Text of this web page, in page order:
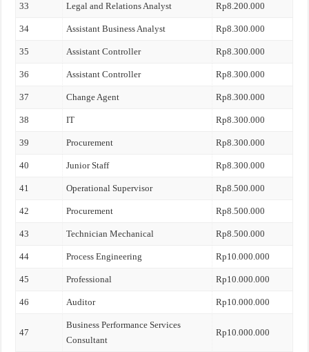
33 Legal and Relations Analyst Rp8.200.000
34 Assistant Business Analyst Rp8.300.000
35 Assistant Controller Rp8.300.000
36 Assistant Controller Rp8.300.000
37 Change Agent Rp8.300.000
38 IT Rp8.300.000
39 Procurement Rp8.300.000
40 Junior Staff Rp8.300.000
41 Operational Supervisor Rp8.500.000
42 Procurement Rp8.500.000
43 Technician Mechanical Rp8.500.000
44 Process Engineering Rp10.000.000
45 Professional Rp10.000.000
46 Auditor Rp10.000.000
47
Business Performance Services
Consultant
Rp10.000.000